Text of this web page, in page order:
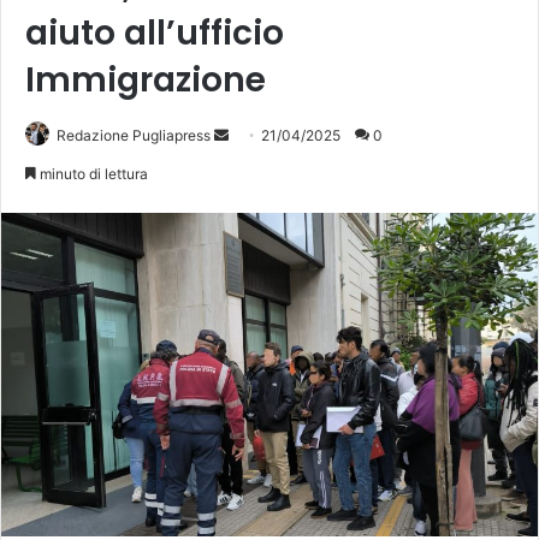
aiuto all’ufficio
Immigrazione
Redazione Pugliapress
Invia 21/04/2025 0
minuto di lettura